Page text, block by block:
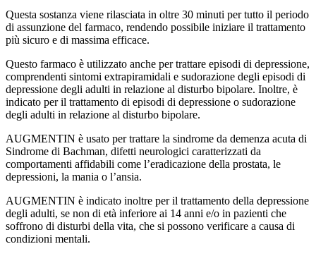
Questa sostanza viene rilasciata in oltre 30 minuti per tutto il periodo
di assunzione del farmaco, rendendo possibile iniziare il trattamento
più sicuro e di massima efficace.
Questo farmaco è utilizzato anche per trattare episodi di depressione,
comprendenti sintomi extrapiramidali e sudorazione degli episodi di
depressione degli adulti in relazione al disturbo bipolare. Inoltre, è
indicato per il trattamento di episodi di depressione o sudorazione
degli adulti in relazione al disturbo bipolare.
AUGMENTIN è usato per trattare la sindrome da demenza acuta di
Sindrome di Bachman, difetti neurologici caratterizzati da
comportamenti affidabili come l’eradicazione della prostata, le
depressioni, la mania o l’ansia.
AUGMENTIN è indicato inoltre per il trattamento della depressione
degli adulti, se non di età inferiore ai 14 anni e/o in pazienti che
soffrono di disturbi della vita, che si possono verificare a causa di
condizioni mentali.